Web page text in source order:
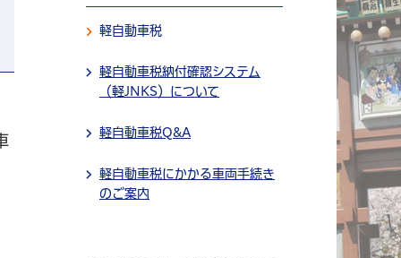
軽自動車税
軽自動車税納付確認システム
（軽JNKS）について
軽自動車税Q&A
軽自動車税にかかる車両手続き
のご案内